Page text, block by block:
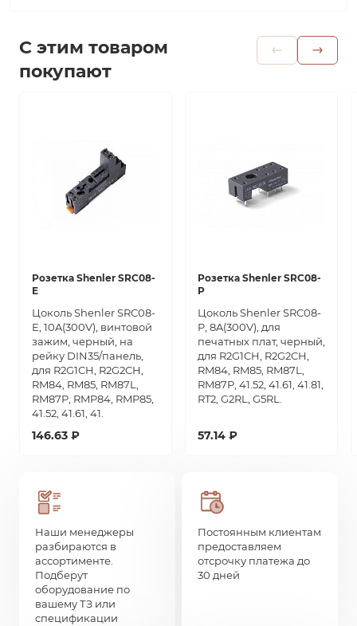
С этим товаром
покупают
Розетка Shenler SRC08-
E
Цоколь Shenler SRC08-
E, 10A(300V), винтовой
зажим, черный, на
рейку DIN35/панель,
для R2G1CH, R2G2CH,
RM84, RM85, RM87L,
RM87P, RMP84, RMP85,
41.52, 41.61, 41.
146.63 ₽
Розетка Shenler SRC08-
P
Цоколь Shenler SRC08-
P, 8A(300V), для
печатных плат, черный,
для R2G1CH, R2G2CH,
RM84, RM85, RM87L,
RM87P, 41.52, 41.61, 41.81,
RT2, G2RL, G5RL.
57.14 ₽
Наши менеджеры
разбираются в
ассортименте.
Подберут
оборудование по
вашему ТЗ или
спецификации
Постоянным клиентам
предоставляем
отсрочку платежа до
30 дней